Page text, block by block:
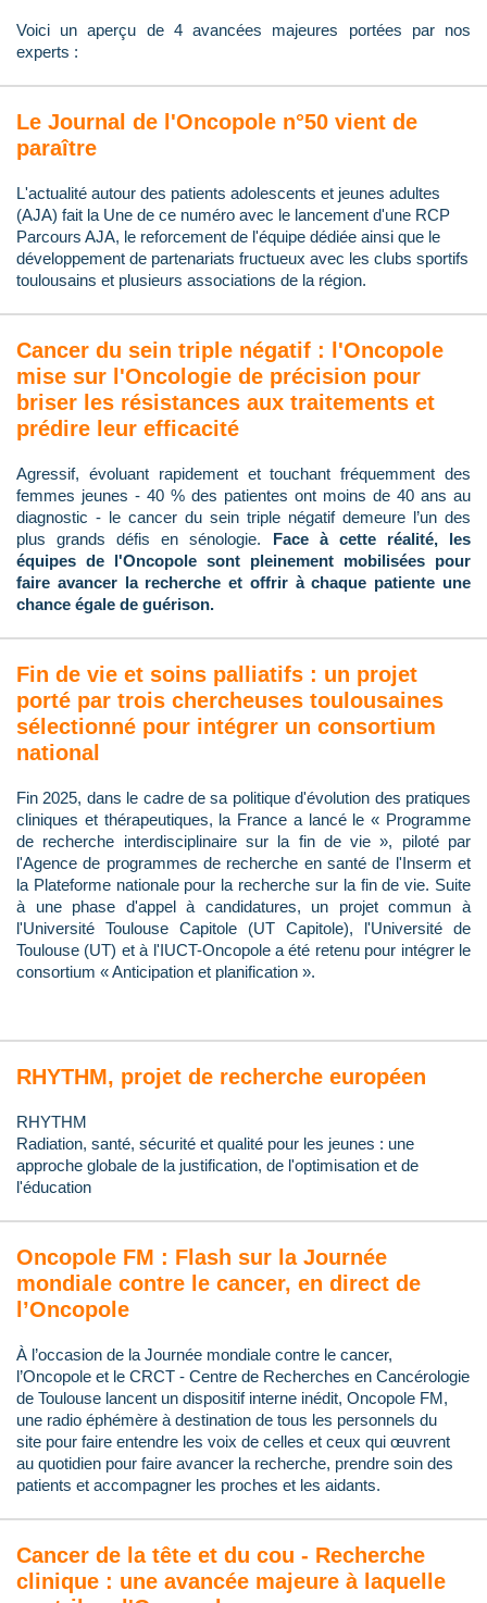
Voici un aperçu de 4 avancées majeures portées par nos
experts :
Le Journal de l'Oncopole n°50 vient de
paraître
L'actualité autour des patients adolescents et jeunes adultes
(AJA) fait la Une de ce numéro avec le lancement d'une RCP
Parcours AJA, le reforcement de l'équipe dédiée ainsi que le
développement de partenariats fructueux avec les clubs sportifs
toulousains et plusieurs associations de la région.
Cancer du sein triple négatif : l'Oncopole
mise sur l'Oncologie de précision pour
briser les résistances aux traitements et
prédire leur efficacité
Agressif, évoluant rapidement et touchant fréquemment des
femmes jeunes - 40 % des patientes ont moins de 40 ans au
diagnostic - le cancer du sein triple négatif demeure l’un des
plus grands défis en sénologie. Face à cette réalité, les
équipes de l'Oncopole sont pleinement mobilisées pour
faire avancer la recherche et offrir à chaque patiente une
chance égale de guérison.
Fin de vie et soins palliatifs : un projet
porté par trois chercheuses toulousaines
sélectionné pour intégrer un consortium
national
Fin 2025, dans le cadre de sa politique d'évolution des pratiques
cliniques et thérapeutiques, la France a lancé le « Programme
de recherche interdisciplinaire sur la fin de vie », piloté par
l'Agence de programmes de recherche en santé de l'Inserm et
la Plateforme nationale pour la recherche sur la fin de vie. Suite
à une phase d'appel à candidatures, un projet commun à
l'Université Toulouse Capitole (UT Capitole), l'Université de
Toulouse (UT) et à l'IUCT-Oncopole a été retenu pour intégrer le
consortium « Anticipation et planification ».
RHYTHM, projet de recherche européen
RHYTHM
Radiation, santé, sécurité et qualité pour les jeunes : une
approche globale de la justification, de l'optimisation et de
l'éducation
Oncopole FM : Flash sur la Journée
mondiale contre le cancer, en direct de
l’Oncopole
À l’occasion de la Journée mondiale contre le cancer,
l’Oncopole et le CRCT - Centre de Recherches en Cancérologie
de Toulouse lancent un dispositif interne inédit, Oncopole FM,
une radio éphémère à destination de tous les personnels du
site pour faire entendre les voix de celles et ceux qui œuvrent
au quotidien pour faire avancer la recherche, prendre soin des
patients et accompagner les proches et les aidants.
Cancer de la tête et du cou - Recherche
clinique : une avancée majeure à laquelle